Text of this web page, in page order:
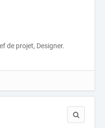
de projet, Designer.